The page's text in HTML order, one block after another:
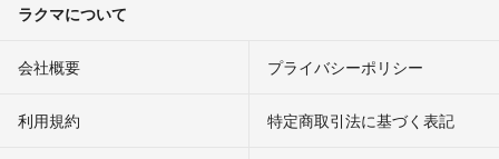
ラクマについて
会社概要 プライバシーポリシー
利用規約 特定商取引法に基づく表記